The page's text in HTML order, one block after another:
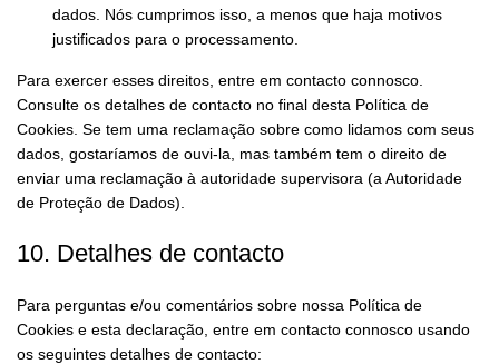
dados. Nós cumprimos isso, a menos que haja motivos
justificados para o processamento.
Para exercer esses direitos, entre em contacto connosco.
Consulte os detalhes de contacto no final desta Política de
Cookies. Se tem uma reclamação sobre como lidamos com seus
dados, gostaríamos de ouvi-la, mas também tem o direito de
enviar uma reclamação à autoridade supervisora (a Autoridade
de Proteção de Dados).
10. Detalhes de contacto
Para perguntas e/ou comentários sobre nossa Política de
Cookies e esta declaração, entre em contacto connosco usando
os seguintes detalhes de contacto: